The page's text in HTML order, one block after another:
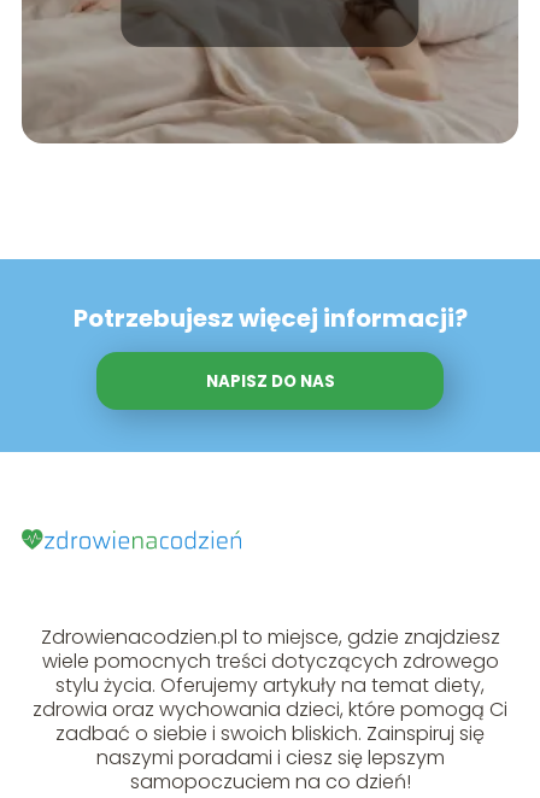
Potrzebujesz więcej informacji?
NAPISZ DO NAS
Zdrowienacodzien.pl to miejsce, gdzie znajdziesz
wiele pomocnych treści dotyczących zdrowego
stylu życia. Oferujemy artykuły na temat diety,
zdrowia oraz wychowania dzieci, które pomogą Ci
zadbać o siebie i swoich bliskich. Zainspiruj się
naszymi poradami i ciesz się lepszym
samopoczuciem na co dzień!